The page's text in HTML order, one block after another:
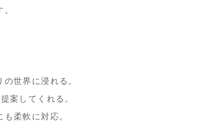
の世界に浸れる。
案してくれる。
も柔軟に対応。